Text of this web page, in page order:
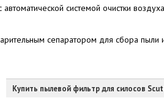
автоматической системой очистки
сепаратором для сбора пыли
Купить пылевой фильтр для силосов